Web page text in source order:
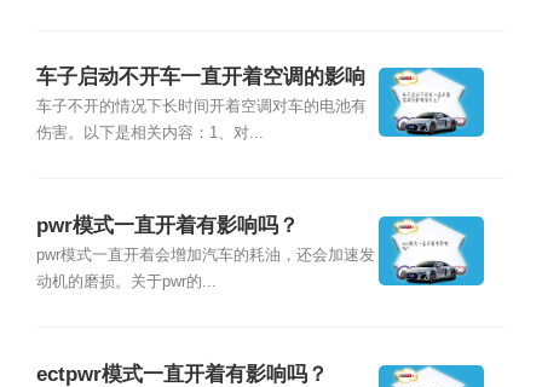
车子启动不开车一直开着空调的影响
是什么？
车子不开的情况下长时间开着空调对车的电池有
伤害。以下是相关内容：1、对...
pwr模式一直开着有影响吗？
pwr模式一直开着会增加汽车的耗油，还会加速发
动机的磨损。关于pwr的...
ectpwr模式一直开着有影响吗？